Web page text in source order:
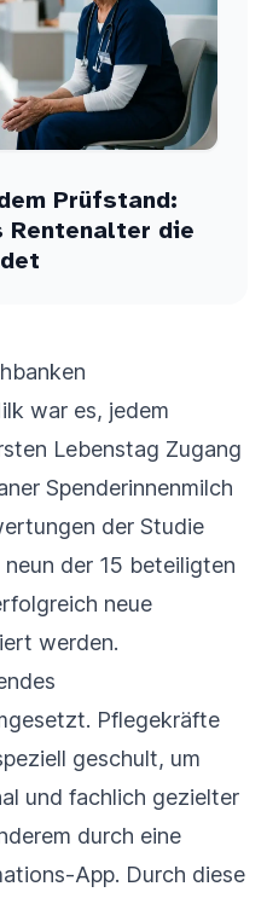
Prüfstand:
Rentenalter die
war es, jedem
Lebenstag Zugang
Spenderinnenmilch
der Studie
der 15 beteiligten
neue
werden.
Pflegekräfte
geschult, um
und fachlich gezielter
durch eine
App. Durch diese